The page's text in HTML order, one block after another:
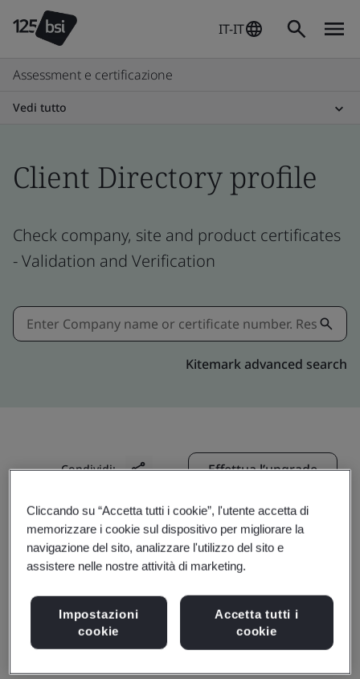
IT-IT
Assessment e certificazione
Vedi tutto
Client Directory profile
Check company, site and product certificates
- Validation and Verification
Kitemark advanced search
Condividi: Effettua l’upgrade
CRESCENT FOUNDRY CO PVT LTD
Mouza ,
P.S Bagnan ,
Dist Howrah
Cliccando su “Accetta tutti i cookie”, l'utente accetta di
memorizzare i cookie sul dispositivo per migliorare la
navigazione del sito, analizzare l'utilizzo del sito e
assistere nelle nostre attività di marketing.
Impostazioni
cookie
Accetta tutti i
cookie